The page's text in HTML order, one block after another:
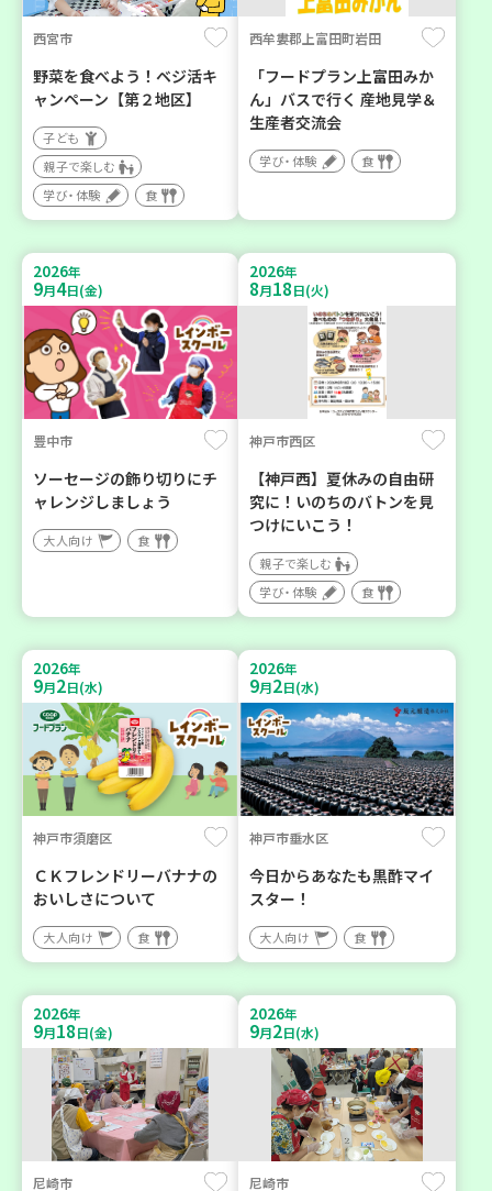
西宮市
野菜を食べよう！ベジ活キ
ャンペーン【第２地区】
子ども
親子で楽しむ
学び・体験
食
西牟婁郡上富田町岩田
「フードプラン上富田みか
ん」バスで行く 産地見学＆
生産者交流会
学び・体験 食
2026年
9月4日(金)
豊中市
ソーセージの飾り切りにチ
ャレンジしましょう
大人向け 食
2026年
8月18日(火)
神戸市西区
【神戸西】夏休みの自由研
究に！いのちのバトンを見
つけにいこう！
親子で楽しむ
学び・体験
食
2026年
9月2日(水)
神戸市須磨区
ＣＫフレンドリーバナナの
おいしさについて
大人向け 食
2026年
9月2日(水)
神戸市垂水区
今日からあなたも黒酢マイ
スター！
大人向け 食
2026年
9月18日(金)
尼崎市
2026年
9月2日(水)
尼崎市